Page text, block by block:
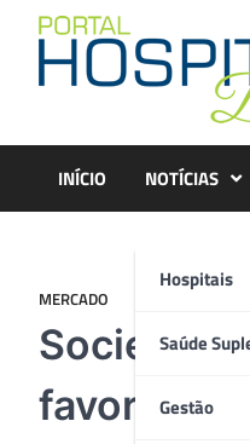
content
INÍCIO NOTÍCIAS
Hospitais
Saúde
Gestão
MERCADO
favor do